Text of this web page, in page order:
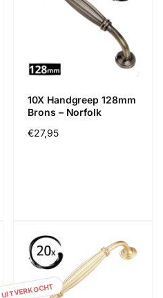
10X Handgreep 128mm
Brons – Norfolk
Normale
€27,95
UITVERKOCHT